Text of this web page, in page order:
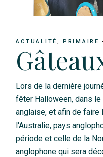
ACTUALITÉ PRIMAIRE
Lors de la dernière
fêter Halloween, dans
anglaise, et afin de
l'Australie, pays
période et celle de la
anglophone qui sera